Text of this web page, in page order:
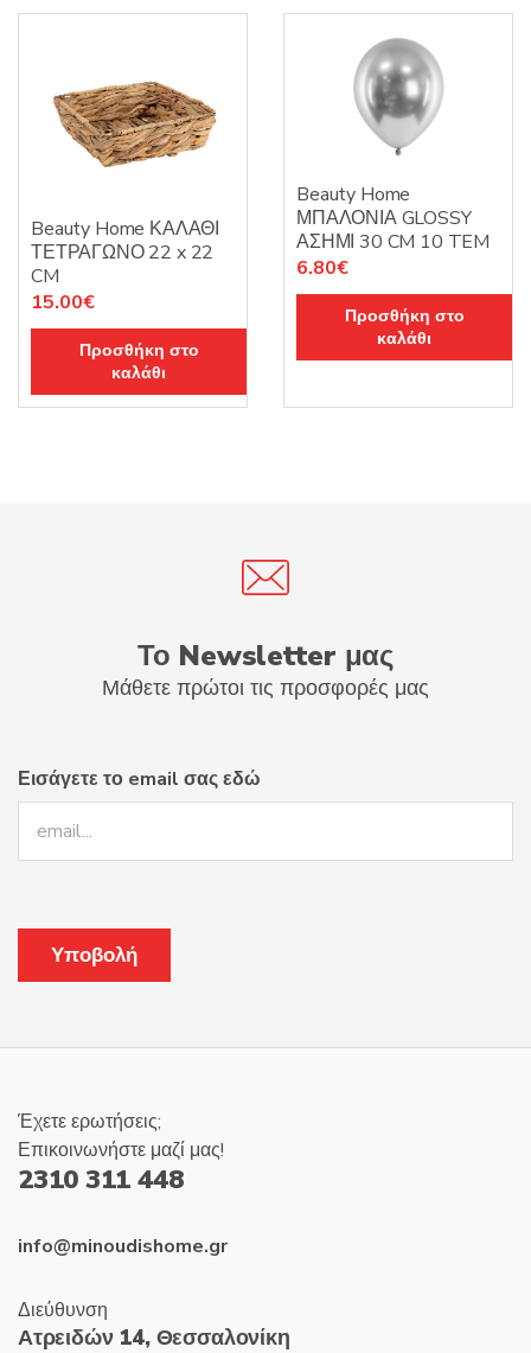
Beauty Home ΚΑΛΑΘΙ
ΤΕΤΡΑΓΩΝΟ 22 x 22
CM
15.00€
Προσθήκη στο
καλάθι
Beauty Home
ΜΠΑΛΟΝΙΑ GLOSSY
ΑΣΗΜΙ 30 CM 10 TEM
6.80€
Προσθήκη στο
καλάθι
Το Newsletter μας
Μάθετε πρώτοι τις προσφορές μας
Εισάγετε το email σας εδώ
Έχετε ερωτήσεις;
Επικοινωνήστε μαζί μας!
2310 311 448
info@minoudishome.gr
Διεύθυνση
Ατρειδών 14, Θεσσαλονίκη